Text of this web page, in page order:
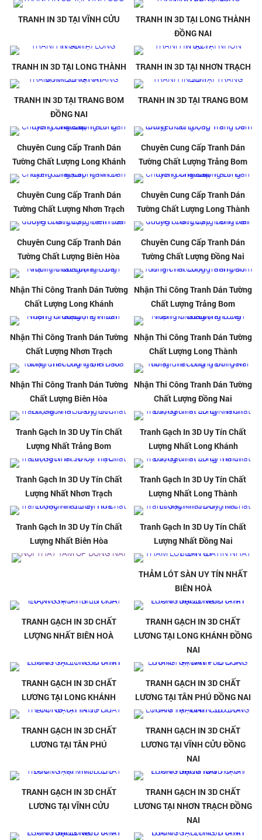
TRANH IN 3D TẠI VĨNH CỬU
TRANH IN 3D TẠI LONG THÀNH
ĐỒNG NAI
TRANH IN 3D TẠI LONG THÀNH TRANH IN 3D TẠI NHƠN TRẠCH
TRANH IN 3D TẠI TRANG BOM
ĐỒNG NAI
TRANH IN 3D TẠI TRANG BOM
Chuyên Cung Cấp Tranh Dán
Tường Chất Lượng Long Khánh
Chuyên Cung Cấp Tranh Dán
Tường Chất Lượng Trảng Bom
Chuyên Cung Cấp Tranh Dán
Tường Chất Lượng Nhơn Trạch
Chuyên Cung Cấp Tranh Dán
Tường Chất Lượng Long Thành
Chuyên Cung Cấp Tranh Dán
Tường Chất Lượng Biên Hòa
Chuyên Cung Cấp Tranh Dán
Tường Chất Lượng Đồng Nai
Nhận Thi Công Tranh Dán Tường
Chất Lượng Long Khánh
Nhận Thi Công Tranh Dán Tường
Chất Lượng Trảng Bom
Nhận Thi Công Tranh Dán Tường
Chất Lượng Nhơn Trạch
Nhận Thi Công Tranh Dán Tường
Chất Lượng Long Thành
Nhận Thi Công Tranh Dán Tường
Chất Lượng Biên Hòa
Nhận Thi Công Tranh Dán Tường
Chất Lượng Đồng Nai
Tranh Gạch In 3D Uy Tín Chất
Lượng Nhất Trảng Bom
Tranh Gạch In 3D Uy Tín Chất
Lượng Nhất Long Khánh
Tranh Gạch In 3D Uy Tín Chất
Lượng Nhất Nhơn Trạch
Tranh Gạch In 3D Uy Tín Chất
Lượng Nhất Long Thành
Tranh Gạch In 3D Uy Tín Chất
Lượng Nhất Biên Hòa
Tranh Gạch In 3D Uy Tín Chất
Lượng Nhất Đồng Nai
THẢM LÓT SÀN UY TÍN NHẤT
BIÊN HOÀ
TRANH GẠCH IN 3D CHẤT
LƯỢNG NHẤT BIÊN HOÀ
TRANH GẠCH IN 3D CHẤT
LƯƠNG TẠI LONG KHÁNH ĐỒNG
NAI
TRANH GẠCH IN 3D CHẤT
LƯƠNG TẠI LONG KHÁNH
TRANH GẠCH IN 3D CHẤT
LƯƠNG TẠI TÂN PHÚ ĐỒNG NAI
TRANH GẠCH IN 3D CHẤT
LƯƠNG TẠI TÂN PHÚ
TRANH GẠCH IN 3D CHẤT
LƯƠNG TẠI VĨNH CỬU ĐỒNG
NAI
TRANH GẠCH IN 3D CHẤT
LƯƠNG TẠI VĨNH CỬU
TRANH GẠCH IN 3D CHẤT
LƯƠNG TẠI NHƠN TRẠCH ĐỒNG
NAI